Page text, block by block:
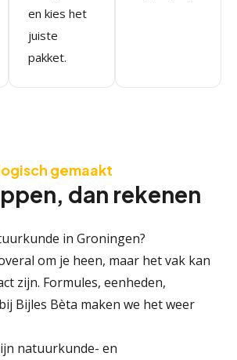
en kies het
juiste
pakket.
gemaakt
dan rekenen
in Groningen?
om je heen, maar het vak kan
zijn. Formules, eenheden,
Bijles Bèta maken we het weer
natuurkunde- en